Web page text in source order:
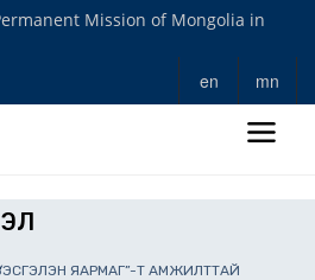
Mission of Mongolia in
en mn
ЯАРМАГ”-Т АМЖИЛТТАЙ